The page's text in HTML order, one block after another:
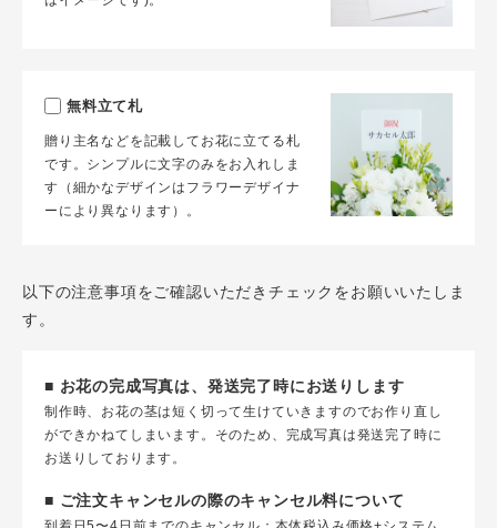
無料立て札
贈り主名などを記載してお花に立てる札
です。シンプルに文字のみをお入れしま
す（細かなデザインはフラワーデザイナ
ーにより異なります）。
以下の注意事項をご確認いただきチェックをお願いいたしま
す。
■ お花の完成写真は、発送完了時にお送りします
制作時、お花の茎は短く切って生けていきますのでお作り直し
ができかねてしまいます。そのため、完成写真は発送完了時に
お送りしております。
■ ご注文キャンセルの際のキャンセル料について